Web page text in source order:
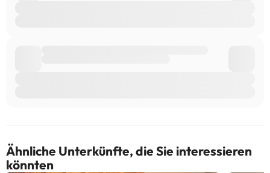
Ähnliche Unterkünfte, die Sie interessieren
könnten